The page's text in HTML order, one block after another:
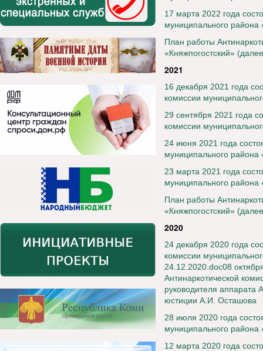
17 марта 2022 года
муниципального района
План работы
«Княжпогостский»
2021
16 декабря 2021 года
комиссии
29 сентября 2021 года
комиссии
24 июня 2021 года
муниципального района
23 марта 2021 года
муниципального района
План работы
«Княжпогостский»
2020
24 декабря 2020 года
комиссии
24.12.2020.doc08
Антинаркотической
руководителя аппарата
юстиции А.И. Осташова
28 июля 2020 года
муниципального района
12 марта 2020 года